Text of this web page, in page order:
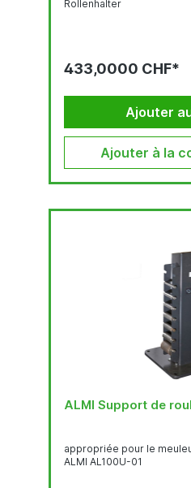
Rollenhalter
433,0000 CHF*
Ajouter
Ajouter à la
ALMI Support de
appropriée pour le
ALMI AL100U-01